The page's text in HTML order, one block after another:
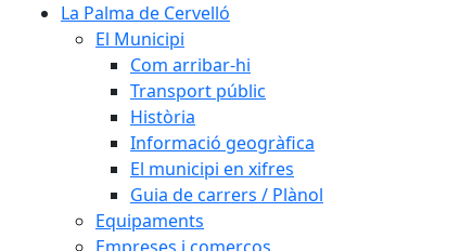
La Palma de Cervelló
El Municipi
Com arribar-hi
Transport públic
Història
Informació geogràfica
El municipi en xifres
Guia de carrers / Plànol
Equipaments